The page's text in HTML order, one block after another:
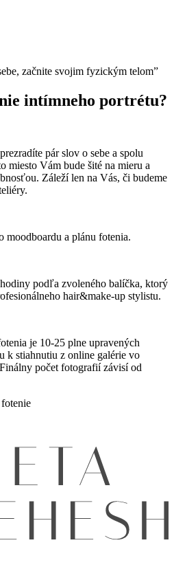
začnite svojim fyzickým telom”
intímneho portrétu?
pár slov o sebe a spolu
miesto Vám bude šité na mieru a
Záleží len na Vás, či budeme
moodboardu a plánu fotenia.
podľa zvoleného balíčka, ktorý
hair&make-up stylistu.
je 10-25 plne upravených
k stiahnutiu z online galérie vo
počet fotografií závisí od